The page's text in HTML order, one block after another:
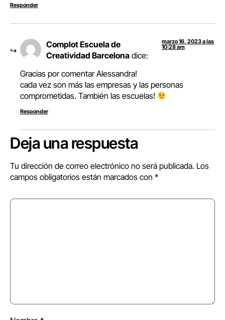
Responder
Complot Escuela de
Creatividad Barcelona dice:
marzo 16, 2023 a las
10:28 am
Gracias por comentar Alessandra!
cada vez son más las empresas y las personas
comprometidas. También las escuelas!
Responder
Deja una respuesta
Tu dirección de correo electrónico no será publicada. Los
campos obligatorios están marcados con *